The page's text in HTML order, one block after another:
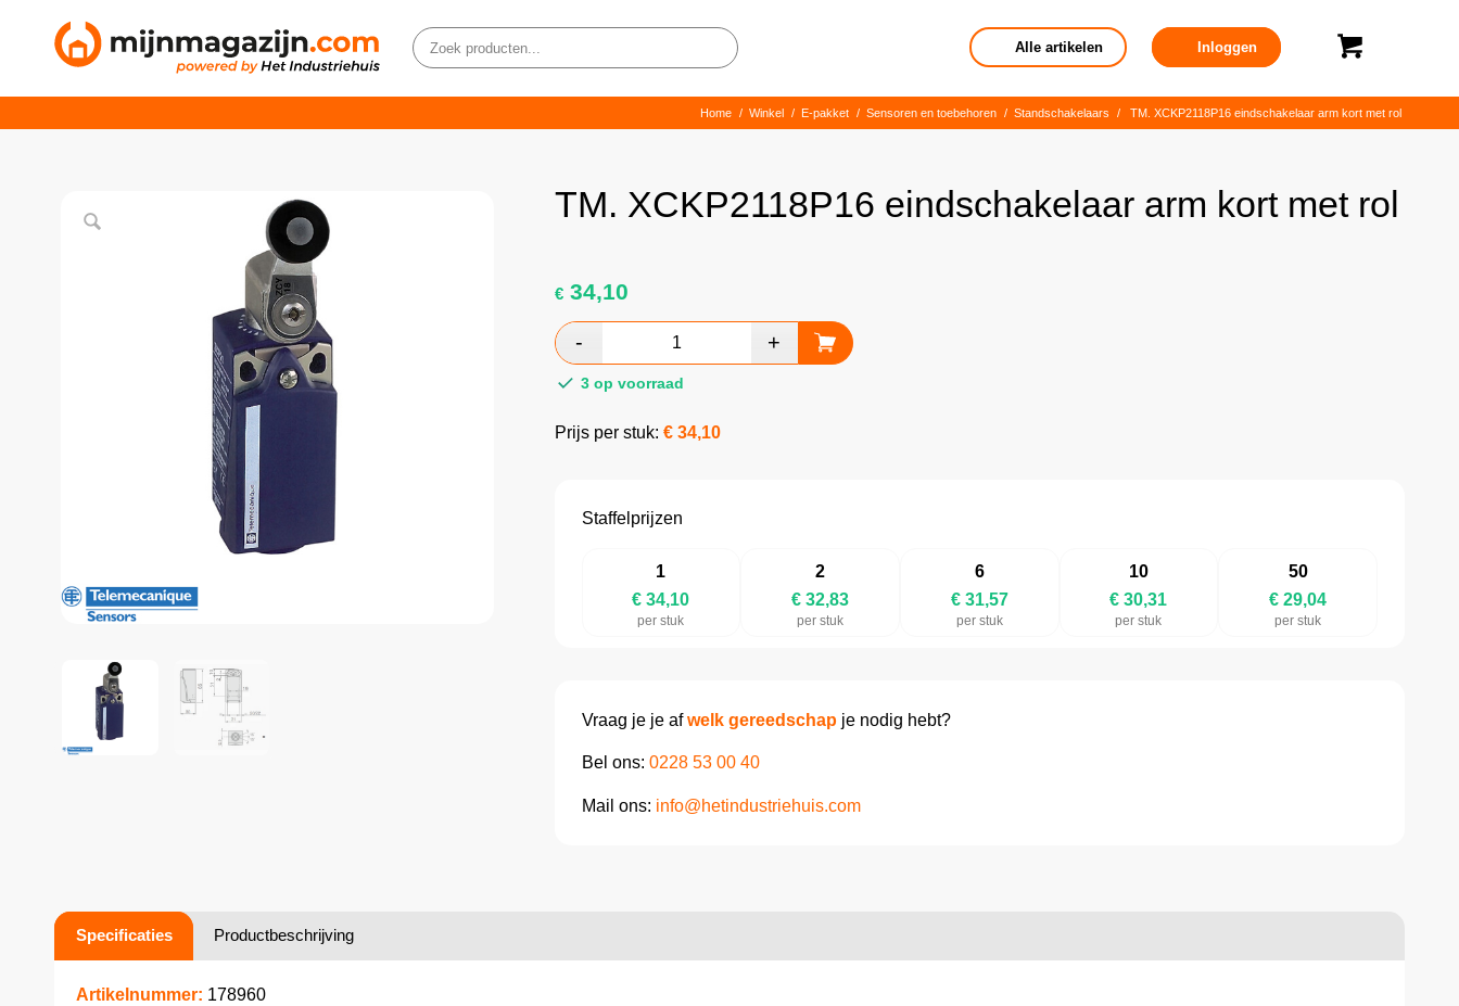
Alle artikelen Inloggen
Home / Winkel / E-pakket / Sensoren en toebehoren / Standschakelaars / TM. XCKP2118P16 eindschakelaar arm kort met rol
TM. XCKP2118P16 eindschakelaar arm kort met rol
€34,10
3 op voorraad
Prijs per stuk: € 34,10
Staffelprijzen
1
€ 34,10
per stuk
2
€ 32,83
per stuk
6
€ 31,57
per stuk
10
€ 30,31
per stuk
50
€ 29,04
per stuk
Vraag je je afwelk gereedschapje nodig hebt?
Bel ons: 0228 53 00 40
Mail ons: info@hetindustriehuis.com
Specificaties Productbeschrijving
Artikelnummer: 178960